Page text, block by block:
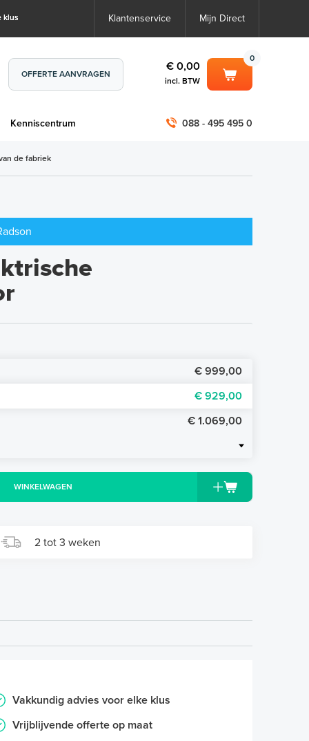
klus Klantenservice Mijn Direct
OFFERTE AANVRAGEN
0
€ 0,00
incl. BTW
Kenniscentrum
€ 0,00 088 - 495 495 0
de fabriek
€ 999,00
€ 929,00
€ 1.069,00
WINKELWAGEN
2 tot 3 weken
Vakkundig advies voor elke klus
Vrijblijvende offerte op maat